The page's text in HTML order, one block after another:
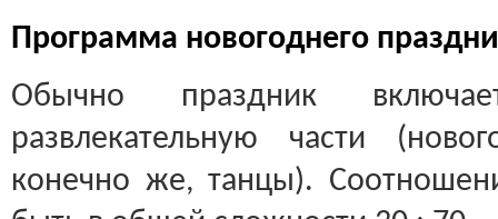
Программа новогоднего
Обычно праздник
развлекательную части
конечно же, танцы).